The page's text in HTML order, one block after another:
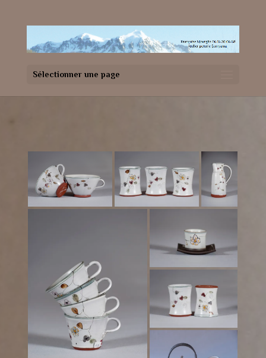
Sélectionner une page